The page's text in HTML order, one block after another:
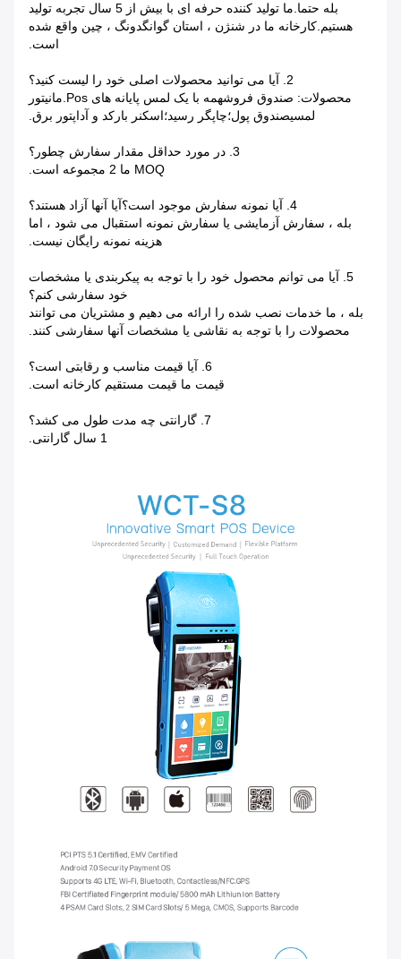
بله حتما.ما تولید کننده حرفه ای با بیش از 5 سال تجربه تولید
هستیم.کارخانه ما در شنژن ، استان گوانگدونگ ، چین واقع شده
است.
2. آیا می توانید محصولات اصلی خود را لیست کنید؟
محصولات: صندوق فروشهمه با یک لمس پایانه های Pos.مانیتور
لمسیصندوق پول؛چاپگر رسید؛اسکنر بارکد و آداپتور برق.
3. در مورد حداقل مقدار سفارش چطور؟
MOQ ما 2 مجموعه است.
4. آیا نمونه سفارش موجود است؟آیا آنها آزاد هستند؟
بله ، سفارش آزمایشی یا سفارش نمونه استقبال می شود ، اما
هزینه نمونه رایگان نیست.
5. آیا می توانم محصول خود را با توجه به پیکربندی یا مشخصات
خود سفارشی کنم؟
بله ، ما خدمات نصب شده را ارائه می دهیم و مشتریان می توانند
محصولات را با توجه به نقاشی یا مشخصات آنها سفارشی کنند.
6. آیا قیمت مناسب و رقابتی است؟
قیمت ما قیمت مستقیم کارخانه است.
7. گارانتی چه مدت طول می کشد؟
1 سال گارانتی.